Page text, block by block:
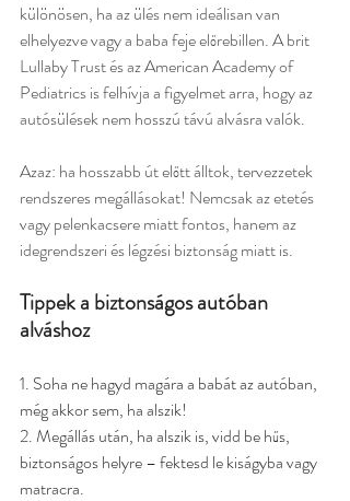
különösen, ha az ülés nem ideálisan van
elhelyezve vagy a baba feje előrebillen. A brit
Lullaby Trust és az American Academy of
Pediatrics is felhívja a figyelmet arra, hogy az
autósülések nem hosszú távú alvásra valók.
Azaz: ha hosszabb út előtt álltok, tervezzetek
rendszeres megállásokat! Nemcsak az etetés
vagy pelenkacsere miatt fontos, hanem az
idegrendszeri és légzési biztonság miatt is.
Tippek a biztonságos autóban
alváshoz
1. Soha ne hagyd magára a babát az autóban,
még akkor sem, ha alszik!
2. Megállás után, ha alszik is, vidd be hűs,
biztonságos helyre – fektesd le kiságyba vagy
matracra.